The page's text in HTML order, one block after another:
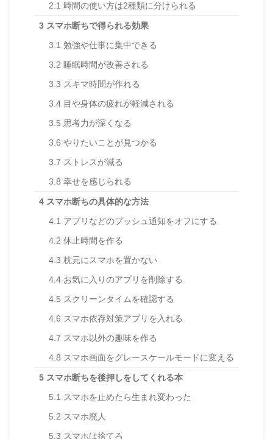
2.1 時間の使い方は2種類に分けられる
3 スマホ断ちで得られる効果
3.1 勉強や仕事に集中できる
3.2 睡眠時間が改善される
3.3 スキマ時間が作れる
3.4 目や身体の疲れが軽減される
3.5 思考力が深くなる
3.6 やりたいことが見つかる
3.7 ストレスが減る
3.8 幸せを感じられる
4 スマホ断ちの具体的な方法
4.1 アプリなどのプッシュ通知をオフにする
4.2 休止時間を作る
4.3 枕元にスマホを置かない
4.4 お気に入りのアプリを削除する
4.5 スクリーンタイムを確認する
4.6 スマホ依存対策アプリを入れる
4.7 スマホ以外の趣味を作る
4.8 スマホ画面をグレースケールモードに変える
5 スマホ断ちを後押しをしてくれる本
5.1 スマホを止めたら生まれ変わった
5.2 スマホ廃人
5.3 スマホは捨てろ